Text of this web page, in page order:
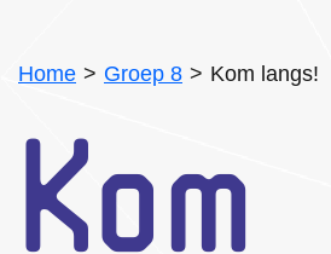
Home Groep 8 Kom langs!
Kom